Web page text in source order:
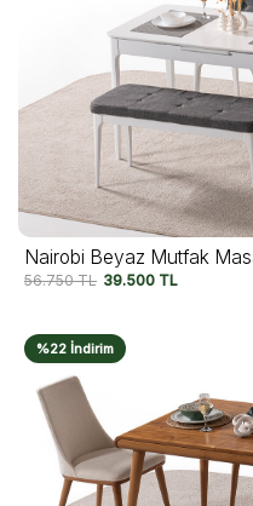
Nairobi Beyaz Mutfak
56.750TL 39.500 TL
%22 İndirim